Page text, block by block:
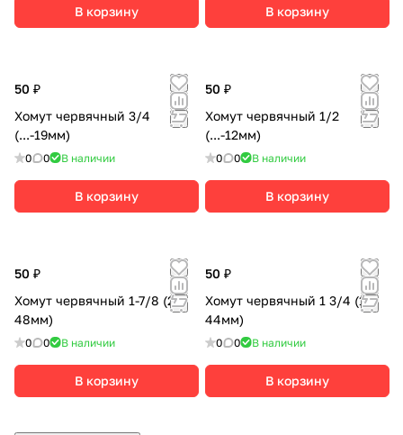
В корзину В корзину
50 ₽
Хомут червячный 3/4
(...-19мм)
0 0 В наличии
В корзину
50 ₽
Хомут червячный 1/2
(...-12мм)
0 0 В наличии
В корзину
50 ₽
Хомут червячный 1-7/8 (22-
48мм)
0 0 В наличии
В корзину
50 ₽
Хомут червячный 1 3/4 (19-
44мм)
0 0 В наличии
В корзину